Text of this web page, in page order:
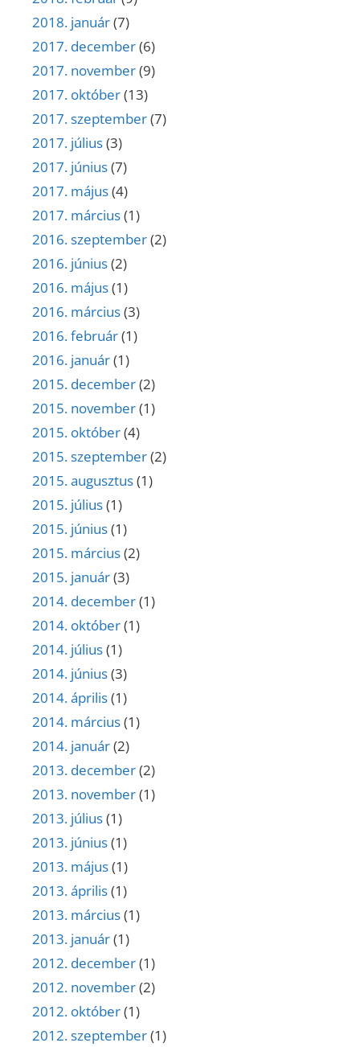
2018. január(7)
2017. december(6)
2017. november(9)
2017. október(13)
2017. szeptember(7)
2017. július(3)
2017. június(7)
2017. május(4)
2017. március(1)
2016. szeptember(2)
2016. június(2)
2016. május(1)
2016. március(3)
2016. február(1)
2016. január(1)
2015. december(2)
2015. november(1)
2015. október(4)
2015. szeptember(2)
2015. augusztus(1)
2015. július(1)
2015. június(1)
2015. március(2)
2015. január(3)
2014. december(1)
2014. október(1)
2014. július(1)
2014. június(3)
2014. április(1)
2014. március(1)
2014. január(2)
2013. december(2)
2013. november(1)
2013. július(1)
2013. június(1)
2013. május(1)
2013. április(1)
2013. március(1)
2013. január(1)
2012. december(1)
2012. november(2)
2012. október(1)
2012. szeptember(1)